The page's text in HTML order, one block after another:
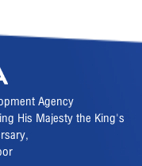
Agency
His Majesty the King's